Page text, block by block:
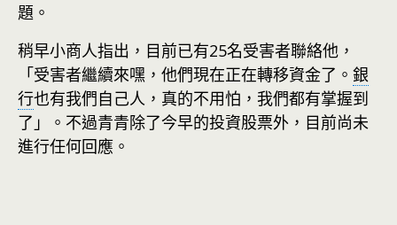
題。
稍早小商人指出，目前已有25名受害者聯絡他，
「受害者繼續來嘿，他們現在正在轉移資金了。 銀
行也有我們自己人，真的不用怕，我們都有掌握到
了」。不過青青除了今早的投資股票外，目前尚未
進行任何回應。